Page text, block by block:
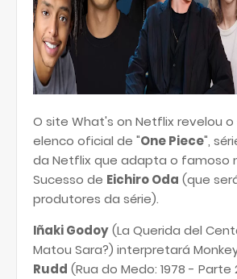
O site What's on Netflix revelou
elenco oficial de "One Piece",
da Netflix que adapta o famoso
Sucesso de Eichiro Oda (que
produtores da série).
Iñaki Godoy(La Querida del
Matou Sara?) interpretará
Rudd (Rua do Medo: 1978 - Parte